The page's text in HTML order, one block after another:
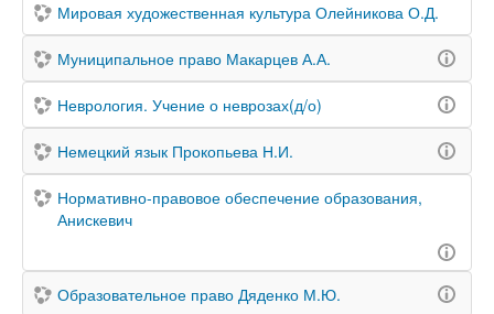
Мировая художественная культура Олейникова О.Д.
Муниципальное право Макарцев А.А.
Неврология. Учение о неврозах(д/о)
Немецкий язык Прокопьева Н.И.
Нормативно-правовое обеспечение образования,
Анискевич
Образовательное право Дяденко М.Ю.